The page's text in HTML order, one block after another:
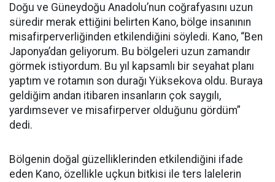
Doğu ve Güneydoğu Anadolu’nun coğrafyasını uzun
süredir merak ettiğini belirten Kano, bölge insanının
misafirperverliğinden etkilendiğini söyledi. Kano, “Ben
Japonya’dan geliyorum. Bu bölgeleri uzun zamandır
görmek istiyordum. Bu yıl kapsamlı bir seyahat planı
yaptım ve rotamın son durağı Yüksekova oldu. Buraya
geldiğim andan itibaren insanların çok saygılı,
yardımsever ve misafirperver olduğunu gördüm”
dedi.
Bölgenin doğal güzelliklerinden etkilendiğini ifade
eden Kano, özellikle uçkun bitkisi ile ters lalelerin